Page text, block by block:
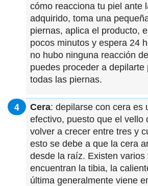
cómo reacciona tu piel ante
adquirido, toma una
piernas, aplica el producto,
pocos minutos y espera 24
no hubo ninguna reacción
puedes proceder a depilarte
todas las piernas.
Cera: depilarse con cera es
efectivo, puesto que el vello
volver a crecer entre tres y
esto se debe a que la cera
desde la raíz. Existen
encuentran la tibia, la
última generalmente viene